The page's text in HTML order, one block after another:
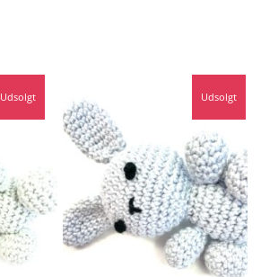
Udsolgt Udsolgt